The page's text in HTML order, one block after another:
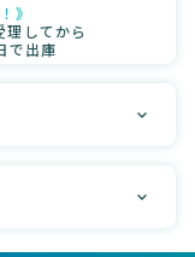
》
理してから
で出庫